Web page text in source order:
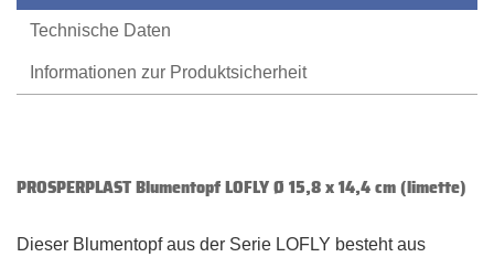
Technische Daten
Informationen zur Produktsicherheit
PROSPERPLAST Blumentopf LOFLY Ø 15,8 x 14,4 cm (limette)
Dieser Blumentopf aus der Serie LOFLY besteht aus